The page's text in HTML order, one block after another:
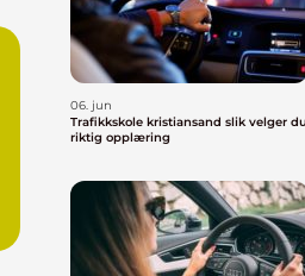
06. jun
Trafikkskole kristiansand slik velger du
riktig opplæring